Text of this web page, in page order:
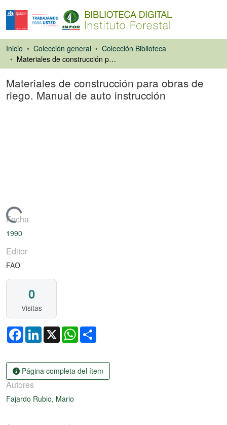
Inicio Colección general
Colección Biblioteca
Materiales de construcción para obras de riego. Manual de auto instrucción
Materiales de construcción para obras de
riego. Manual de auto instrucción
Cargando...
Fecha
1990
Editor
FAO
0
Visitas
FacebookLinkedIn
X WhatsApp
Página completa del ítem
Autores
Fajardo Rubio, Mario